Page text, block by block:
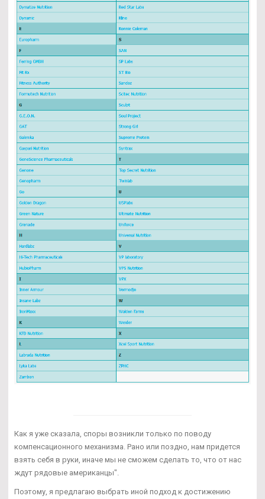
Как я уже сказала, споры возникли только по поводу
компенсационного механизма. Рано или поздно, нам придется
взять себя в руки, иначе мы не сможем сделать то, что от нас
ждут рядовые американцы".
Поэтому, я предлагаю выбрать иной подход к достижению